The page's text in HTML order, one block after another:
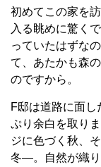
初めてこの家を
入る眺めに驚く
っていたはずな
て、あたかも森
のですから。
F邸は道路に面
ぷり余白を取り
ジに色づく秋、
冬―。自然が織